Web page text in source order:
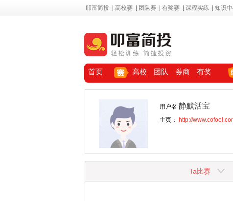
叩富简投 高校赛 团队赛 有奖赛 课程实练 知识
首页 高校 团队 券商 有奖
用户名 静默活宝
主页： http://
Ta比赛